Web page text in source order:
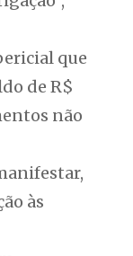
que
de R$
não
às